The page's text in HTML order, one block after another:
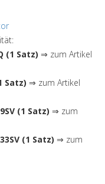
(1 Satz) ⇒ zum Artikel
Satz) ⇒ zum Artikel
(1 Satz) ⇒ zum
(1 Satz) ⇒ zum